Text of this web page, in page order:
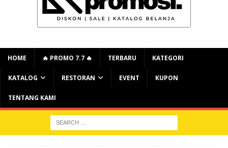
HOME 🔥 PROMO 7.7 🔥 TERBARU KATEGORI
KATALOG RESTORAN EVENT KUPON
TENTANG KAMI